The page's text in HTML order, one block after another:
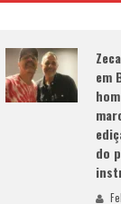
em
do